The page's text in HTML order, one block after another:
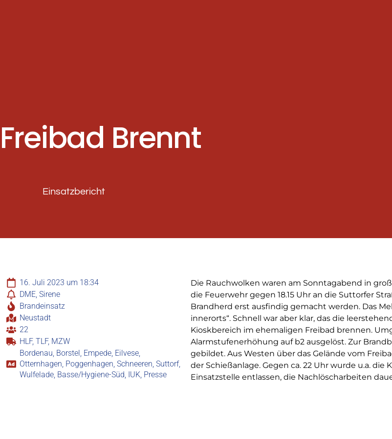
Freibad Brennt
Einsatzbericht
16. Juli 2023 um 18:34
DME, Sirene
Brandeinsatz
Neustadt
22
HLF, TLF, MZW
Bordenau, Borstel, Empede, Eilvese,
Otternhagen, Poggenhagen, Schneeren, Suttorf,
Wulfelade, Basse/Hygiene-Süd, IUK, Presse
Die Rauchwolken waren am Sonntagabend in
die Feuerwehr gegen 18.15 Uhr an die Suttorfer
Brandherd erst ausfindig gemacht werden. Das
innerorts“. Schnell war aber klar, das die
Kioskbereich im ehemaligen Freibad brennen.
Alarmstufenerhöhung auf b2 ausgelöst. Zur
gebildet. Aus Westen über das Gelände vom
der Schießanlage. Gegen ca. 22 Uhr wurde u.a.
Einsatzstelle entlassen, die Nachlöscharbeiten